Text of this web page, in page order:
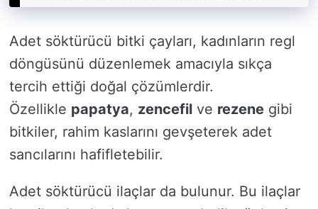
Adet söktürücü bitki çayları, kadınların regl
döngüsünü düzenlemek amacıyla sıkça
tercih ettiği doğal çözümlerdir.
Özellikle papatya, zencefil ve rezene gibi
bitkiler, rahim kaslarını gevşeterek adet
sancılarını hafifletebilir.
Adet söktürücü ilaçlar da bulunur. Bu ilaçlar